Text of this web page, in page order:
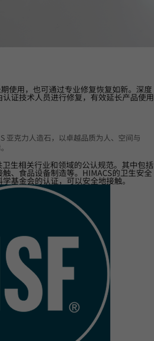
使用，也可通过专业修复恢复如新。深度
证技术人员进行修复，有效延长产品使用
亚克力人造石，以卓越品质为人、空间与
生相关行业和领域的公认规范。其中包括
、食品设备制造等。HIMACS的卫生安全
基金会的认证，可以安全地接触。